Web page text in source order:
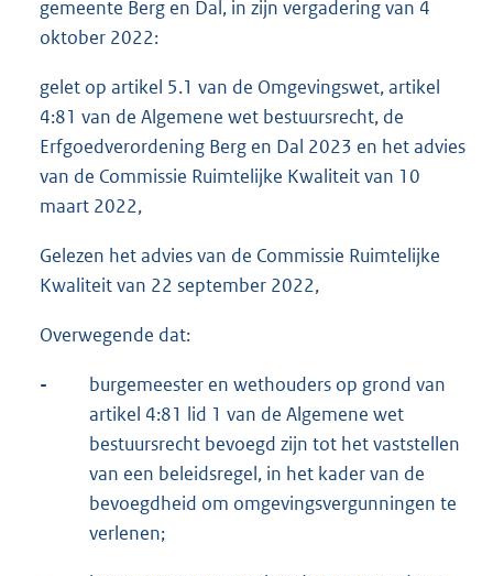
gemeente Berg en Dal, in zijn vergadering van 4
oktober 2022:
gelet op artikel 5.1 van de Omgevingswet, artikel
4:81 van de Algemene wet bestuursrecht, de
Erfgoedverordening Berg en Dal 2023 en het advies
van de Commissie Ruimtelijke Kwaliteit van 10
maart 2022,
Gelezen het advies van de Commissie Ruimtelijke
Kwaliteit van 22 september 2022,
Overwegende dat:
-
burgemeester en wethouders op grond van
artikel 4:81 lid 1 van de Algemene wet
bestuursrecht bevoegd zijn tot het vaststellen
van een beleidsregel, in het kader van de
bevoegdheid om omgevingsvergunningen te
verlenen;